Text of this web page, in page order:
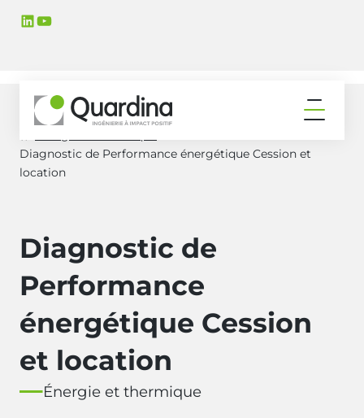
LinkedIn
YouTube
Ouvrir
Accueil
Diagnostic de Performance énergétique Cession et
location
Diagnostic de
Performance
énergétique Cession
et location
Énergie et thermique